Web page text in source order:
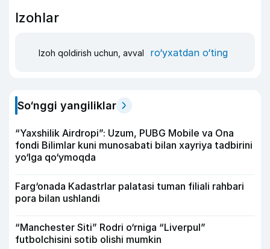
Izohlar
Izoh qoldirish uchun, avval ro‘yxatdan o‘ting
So‘nggi yangiliklar
“Yaxshilik Airdropi”: Uzum, PUBG Mobile va Ona
fondi Bilimlar kuni munosabati bilan xayriya tadbirini
yo‘lga qo‘ymoqda
Farg‘onada Kadastrlar palatasi tuman filiali rahbari
pora bilan ushlandi
“Manchester Siti” Rodri o‘rniga “Liverpul”
futbolchisini sotib olishi mumkin